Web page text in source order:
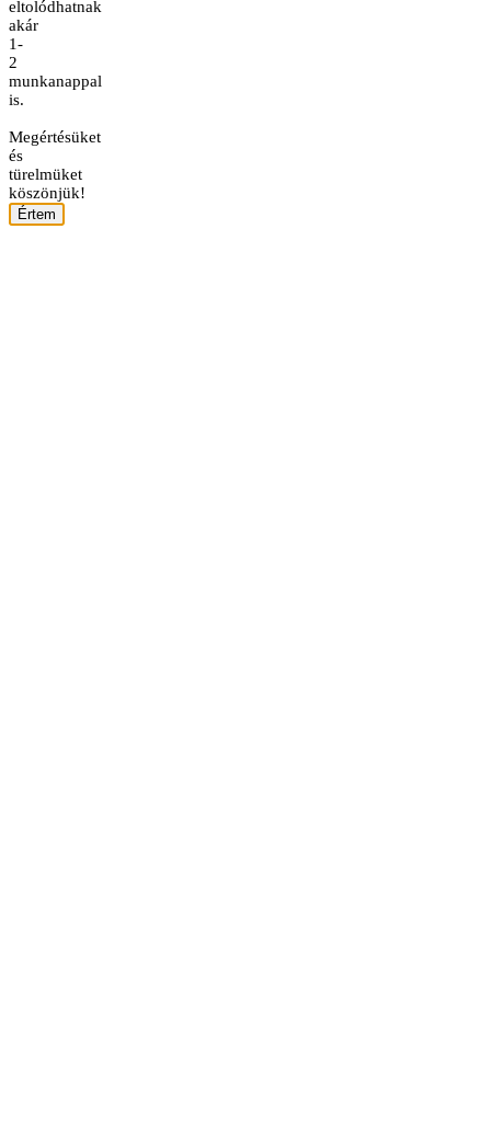
eltolódhatnak
akár
1-
2
munkanappal
is.
Megértésüket
és
türelmüket
köszönjük!
Értem